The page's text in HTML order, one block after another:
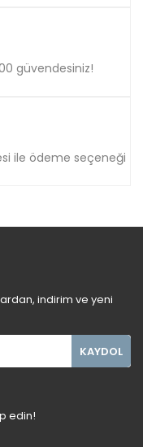
güvendesiniz!
ile ödeme seçeneği
indirim ve yeni
KAYDOL
edin!